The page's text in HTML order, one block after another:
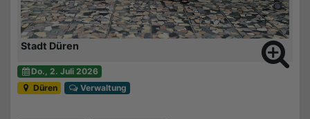
Stadt Düren
Do., 2. Juli 2026
Düren
Verwaltung